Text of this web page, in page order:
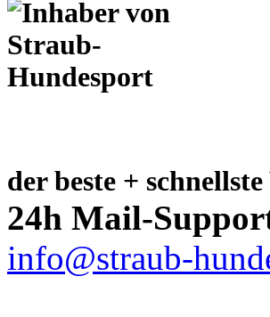
der beste + schnellste
24h Mail-
info@straub-